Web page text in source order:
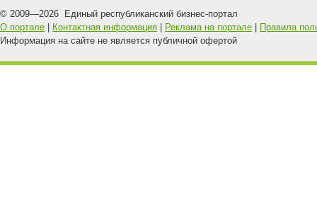
© 2009—2026 Единый республиканский бизнес-портал
О портале
Контактная информация Реклама на портале
Правила
Информация на сайте не является публичной офертой